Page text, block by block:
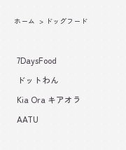
ホーム > ドッグフード
7DaysFood
ドットわん
Kia Ora キアオラ
AATU